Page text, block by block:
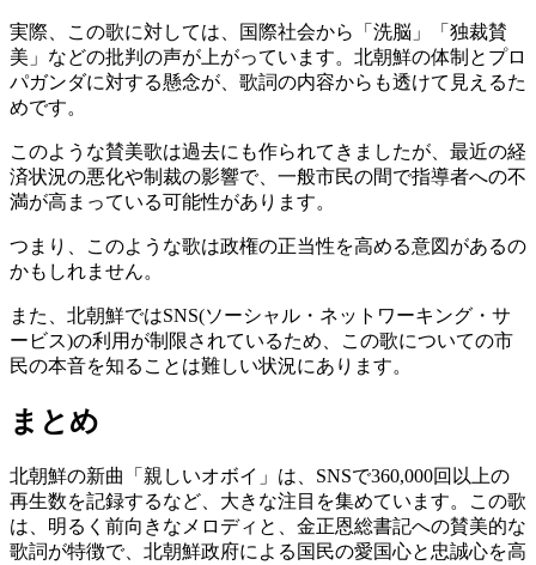
実際、この歌に対しては、国際社会から「洗脳」「独裁賛
美」などの批判の声が上がっています。北朝鮮の体制とプロ
パガンダに対する懸念が、歌詞の内容からも透けて見えるた
めです。
このような賛美歌は過去にも作られてきましたが、最近の経
済状況の悪化や制裁の影響で、一般市民の間で指導者への不
満が高まっている可能性があります。
つまり、このような歌は政権の正当性を高める意図があるの
かもしれません。
また、北朝鮮ではSNS(ソーシャル・ネットワーキング・サ
ービス)の利用が制限されているため、この歌についての市
民の本音を知ることは難しい状況にあります。
まとめ
北朝鮮の新曲「親しいオボイ」は、SNSで360,000回以上の
再生数を記録するなど、大きな注目を集めています。この歌
は、明るく前向きなメロディと、金正恩総書記への賛美的な
歌詞が特徴で、北朝鮮政府による国民の愛国心と忠誠心を高